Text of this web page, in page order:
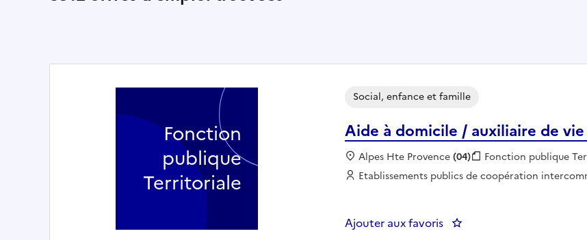
Aide à domicile / auxiliaire de
Social, enfance et famille
Localisation :
Alpes Hte Provence(04) Fonction publique :
Fonction publique
Employeur :
Etablissements publics de coopération
Ajouter aux favoris : Aide à domicile /
Fonction
publique
Territoriale